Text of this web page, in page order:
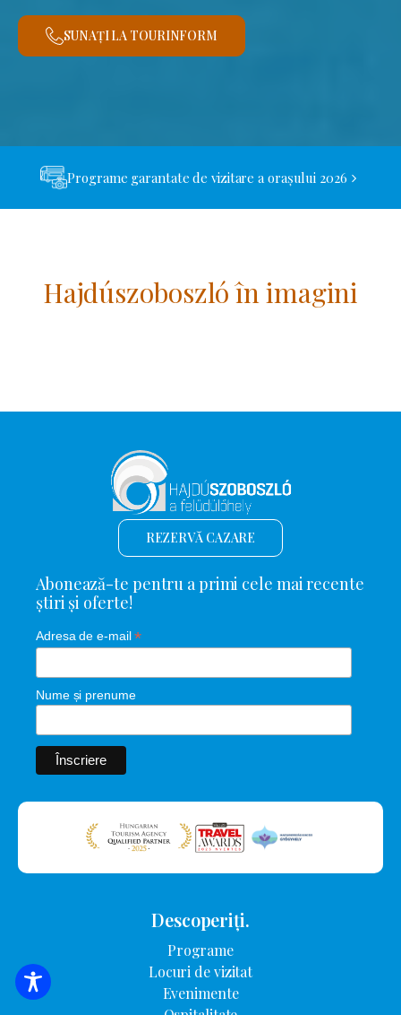
SUNAȚI LA TOURINFORM
Programe garantate de vizitare a orașului 2026
Hajdúszoboszló în imagini
CĂUTARE DE CAZARE
REZERVĂ CAZARE
Abonează-te pentru a primi cele mai recente
știri și oferte!
Adresa de e-mail*
Nume și prenume
Descoperiți.
Programe
Locuri de vizitat
Evenimente